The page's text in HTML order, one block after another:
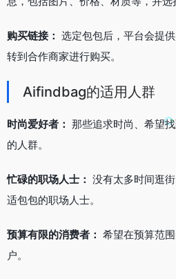
购买链接： 选定包包后，平台会提
转到合作商家进行购买。
Aifindbag的适用人群
时尚爱好者： 那些追求时尚、希望
的人群。
忙碌的职场人士： 没有太多时间逛
适包包的职场人士。
预算有限的消费者： 希望在预算范
户。